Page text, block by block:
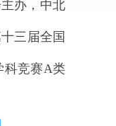
办，中北
三届全国
科竞赛A类